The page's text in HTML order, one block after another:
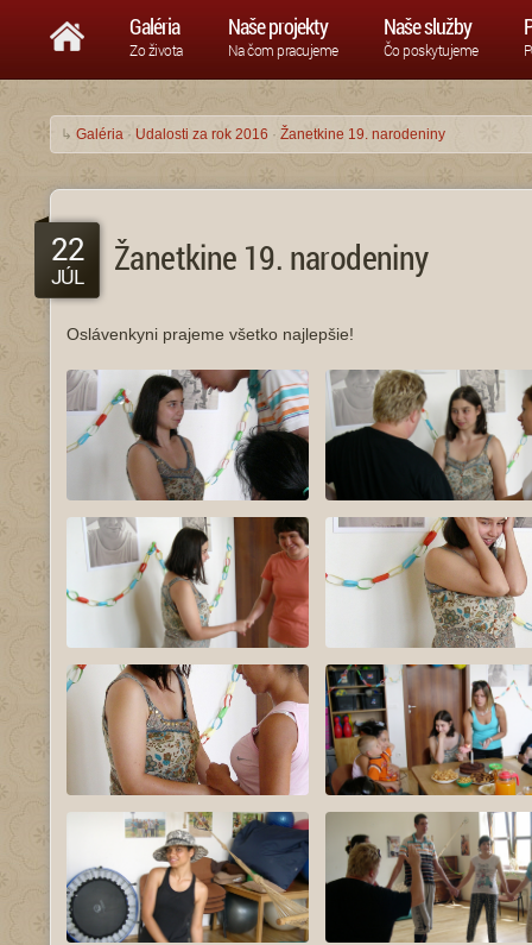
Galéria
Zo života
Naše projekty
Na čom pracujeme
Naše služby
Čo poskytujeme
↳ Galéria · Udalosti za rok 2016 · Žanetkine 19. narodeniny
22
JÚL Žanetkine 19. narodeniny
Oslávenkyni prajeme všetko najlepšie!